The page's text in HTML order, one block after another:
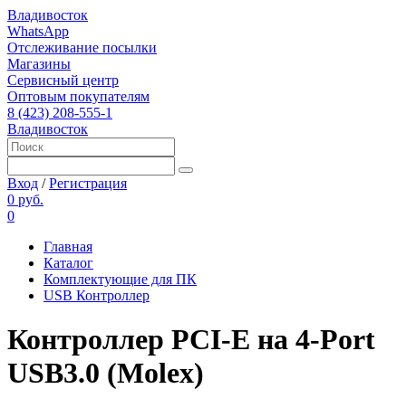
Владивосток
WhatsApp
Отслеживание посылки
Магазины
Сервисный центр
Оптовым покупателям
8 (423) 208-555-1
Владивосток
Вход /Регистрация
0 руб.
0
Главная
Каталог
Комплектующие для ПК
USB Контроллер
Контроллер PCI-E на 4-Port
USB3.0 (Molex)